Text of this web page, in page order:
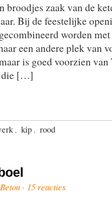
broodjes zaak van de
Bij de feestelijke
worden
een andere plek van
is goed voorzien van
die […]
, kip , rood
· 15 reacties